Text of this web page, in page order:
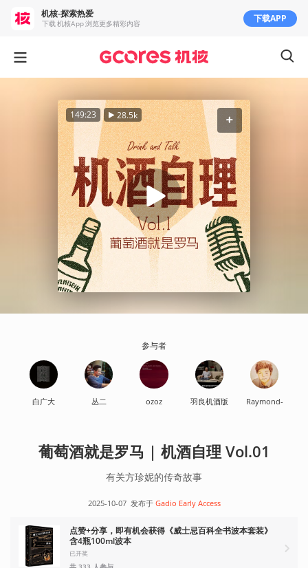
149:23 28.5k
参与者
白广大 丛二 ozoz 羽良机酒版 Raymond-
葡萄酒就是罗马 | 机酒自理 Vol.01
有关方珍妮的传奇故事
2025-10-07 发布于 Gadio Early Access
点赞+分享，即有机会获得《威士忌百科全书波本套装》
含4瓶100ml波本
已开奖
机核-探索热爱
下载 机核App 浏览更多精彩内容 下载APP